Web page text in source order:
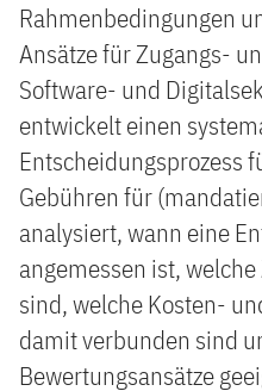
Rahmenbedingungen
Ansätze für Zugangs-
Software- und
entwickelt einen
Entscheidungsprozess
Gebühren für
analysiert, wann eine
angemessen ist,
sind, welche Kosten-
damit verbunden sind
Bewertungsansätze